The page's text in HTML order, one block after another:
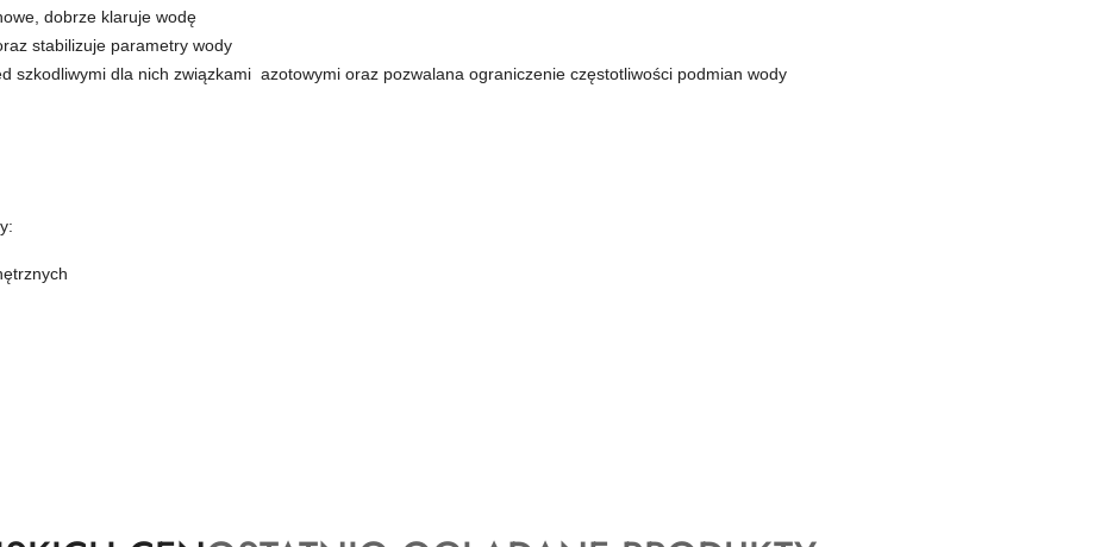
dobrze klaruje wodę
stabilizuje parametry wody
szkodliwymi dla nich związkami azotowymi oraz pozwalana ograniczenie częstotliwości podmian wody